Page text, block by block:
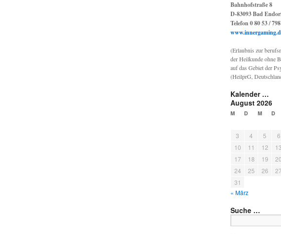
Bahnhofstraße 8
D-83093 Bad
Telefon 0 80 53 /
(Erlaubnis zur
der Heilkunde ohne
auf das Gebiet der
(HeilprG,
Kalender …
August 2026
M D M D
3
4 5 6
10
11 12 13
17
18 19 20
24
25 26 27
31
« März
Suche …